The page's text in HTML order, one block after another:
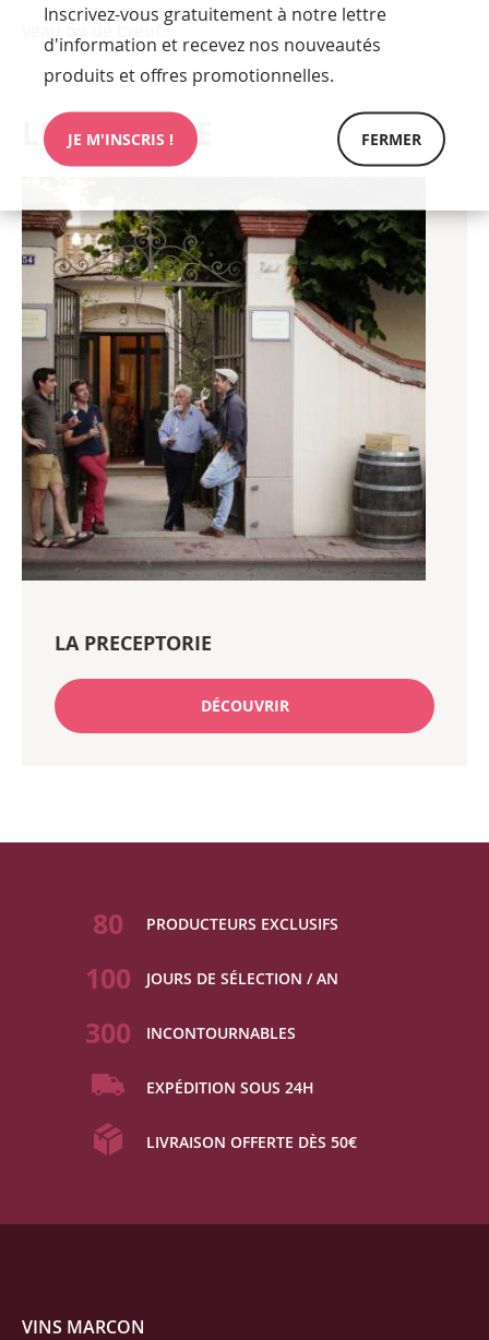
veau ou de bœuf.
LE DOMAINE
LA PRECEPTORIE
DÉCOUVRIR
80 PRODUCTEURS EXCLUSIFS
100 JOURS DE SÉLECTION / AN
300 INCONTOURNABLES
EXPÉDITION SOUS 24H
LIVRAISON OFFERTE DÈS 50€
VINS MARCON
Inscrivez-vous gratuitement à notre lettre
d'information et recevez nos nouveautés
produits et offres promotionnelles.
JE M'INSCRIS ! FERMER